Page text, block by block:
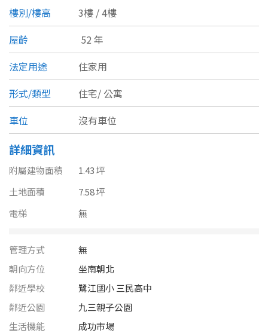
桃園市
新竹市
新竹縣
苗栗縣
台中市
雲林縣
台南市
類型(可複選)
公寓
別墅 透天厝
農舍 辦公
坪數
不拘
40~50 坪
60~70 坪
樓別/樓高
3樓 / 4樓
屋齡
52 年
法定用途
住家用
形式/類型
住宅/ 公寓
車位
沒有車位
詳細資訊
附屬建物面積
1.43 坪
土地面積
7.58 坪
電梯
無
管理方式
無
朝向方位
坐南朝北
鄰近學校
鷺江國小 三民高中
鄰近公園
九三親子公園
生活機能
成功市場